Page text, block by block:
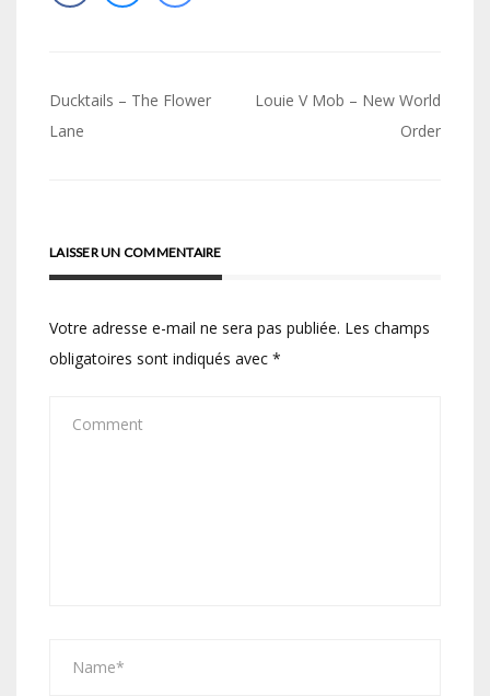
Navigation
de
Ducktails – The Flower
Lane
Louie V Mob – New World
Order
LAISSER UN COMMENTAIRE
Votre adresse e-mail ne sera pas publiée. Les champs
obligatoires sont indiqués avec *